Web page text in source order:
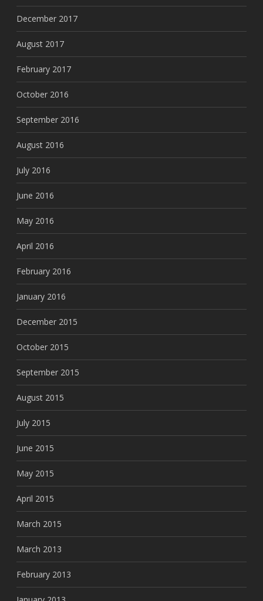
December 2017
August 2017
February 2017
October 2016
September 2016
August 2016
July 2016
June 2016
May 2016
April 2016
February 2016
January 2016
December 2015
October 2015
September 2015
August 2015
July 2015
June 2015
May 2015
April 2015
March 2015
March 2013
February 2013